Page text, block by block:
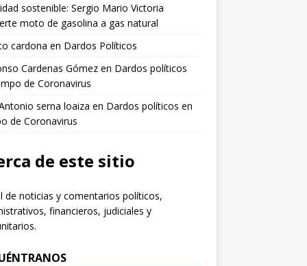
sostenible: Sergio Mario Victoria
moto de gasolina a gas natural
cardona en Dardos Políticos
Cardenas Gómezen Dardos políticos
de Coronavirus
serna loaiza en Dardos políticos en
de Coronavirus
de este sitio
de noticias y comentarios políticos,
financieros, judiciales y